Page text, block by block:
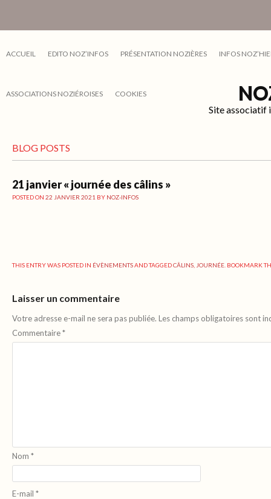
ACCUEIL EDITO NOZ’INFOS PRÉSENTATION NOZIÈRES INFOS
ASSOCIATIONS NOZIÉROISES COOKIES
Site associatif
BLOG POSTS
21 janvier « journée des câlins »
POSTED ON 22 JANVIER 2021 BY NOZ-INFOS
THIS ENTRY WAS POSTED IN ÉVÈNEMENTSAND TAGGEDCÂLINS JOURNÉE . BOOKMARK
Laisser un commentaire
Votre adresse e-mail ne sera pas publiée. Les champs obligatoires sont
Commentaire*
Nom *
E-mail *